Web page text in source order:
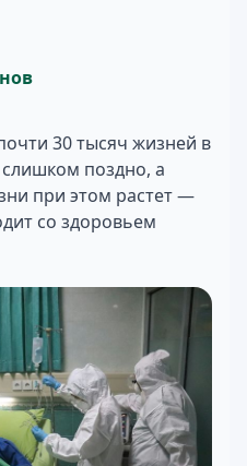
30 тысяч жизней в
поздно, а
при этом растет —
со здоровьем